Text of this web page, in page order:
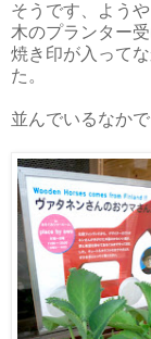
そうです、よう
木のプランター
焼き印が入って
た。
並んでいるなか